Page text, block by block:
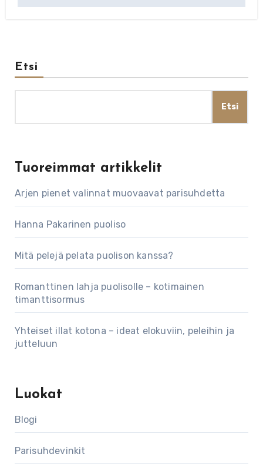
Etsi
Etsi
Tuoreimmat artikkelit
Arjen pienet valinnat muovaavat parisuhdetta
Hanna Pakarinen puoliso
Mitä pelejä pelata puolison kanssa?
Romanttinen lahja puolisolle – kotimainen
timanttisormus
Yhteiset illat kotona – ideat elokuviin, peleihin ja
jutteluun
Luokat
Blogi
Parisuhdevinkit